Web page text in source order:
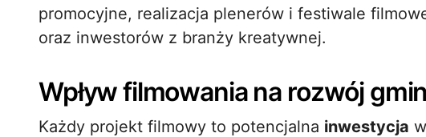
promocyjne, realizacja plenerów i festiwale
oraz inwestorów z branży kreatywnej.
Wpływ filmowania na rozwój
Każdy projekt filmowy to potencjalna inwestycja